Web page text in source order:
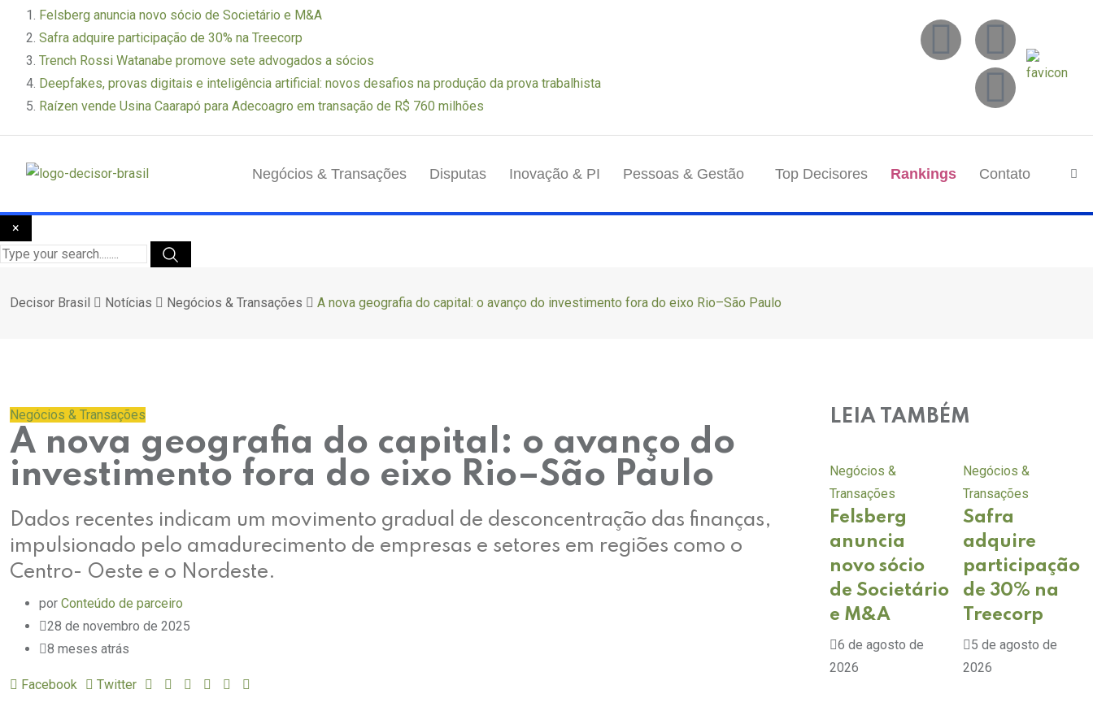
Felsberg anuncia novo sócio de Societário e M&A
Safra adquire participação de 30% na Treecorp
Trench Rossi Watanabe promove sete advogados a sócios
Deepfakes, provas digitais e inteligência artificial: novos desafios na produção da prova trabalhista
Raízen vende Usina Caarapó para Adecoagro em transação de R$ 760 milhões
Negócios & Transações Disputas Inovação & PI Pessoas & Gestão Top Decisores Rankings Contato
×
Decisor Brasil Notícias Negócios & Transações A nova geografia do capital: o avanço do investimento fora do eixo Rio–São Paulo
Negócios & Transações
A nova geografia do capital: o avanço do
investimento fora do eixo Rio–São Paulo
Dados recentes indicam um movimento gradual de desconcentração das finanças,
impulsionado pelo amadurecimento de empresas e setores em regiões como o
Centro- Oeste e o Nordeste.
por Conteúdo de parceiro
28 de novembro de 2025
8 meses atrás
Facebook Twitter
LEIA TAMBÉM
Negócios &
Transações
Felsberg
anuncia
novo sócio
de Societário
e M&A
6 de agosto de
2026
Negócios &
Transações
Safra
adquire
participação
de 30% na
Treecorp
5 de agosto de
2026